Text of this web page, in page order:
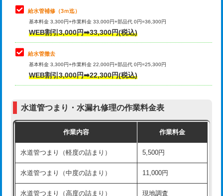
マス交換（土の掘削・埋め戻し作業）
マス交換（深さ50㎝未満）
マス交換（深さ50㎝以上）
コンクリート斫り（厚さ10㎝まで）
モルタル補修（厚さ10㎝超え） 38,500円
洗面台設置 38,500円
化粧台設置 22,000円
理・調整・分解・加工など（中作業）
止水・漏水調査・防水処理・清掃・修
理・調整・分解・加工など（重作業）
33,000円
その他部品の脱着
交換・取付（タンク）
式）)
式・ワンホール）)
交換・取付(排水栓・排水トラップ
22,000円+材料費
給水管補修（3ｍ迄）
基本料金 3,300円+作業料金 33,000円+部品代 0円=36,300円
WEB割引3,000円➡33,300円(税込)
給水管撤去
基本料金 3,300円+作業料金 22,000円+部品代 0円=25,300円
WEB割引3,000円➡22,300円(税込)
水道管つまり・水漏れ修理の作業料金表
作業内容 作業料金
水道管つまり（軽度の詰まり） 5,500円
水道管つまり（中度の詰まり） 11,000円
水道管つまり（高度の詰まり） 現地調査